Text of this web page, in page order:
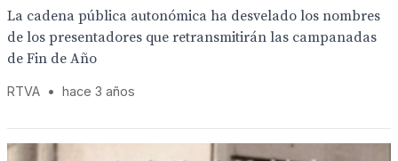
La cadena pública autonómica ha desvelado los nombres
de los presentadores que retransmitirán las campanadas
de Fin de Año
RTVA • hace 3 años